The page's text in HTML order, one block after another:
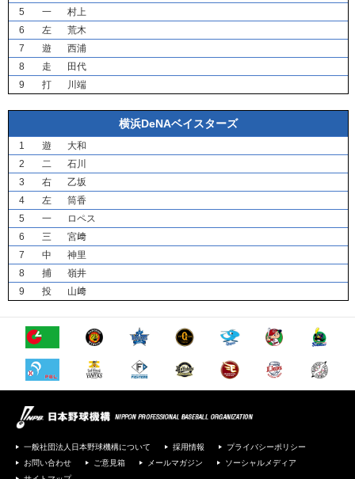
5
一
村上
6
左
荒木
7
遊
西浦
8
走
田代
9
打 川端
横浜DeNAベイスターズ
1 遊
大和
2
二
石川
3
右
乙坂
4
左
筒香
5
一
ロペス
6
三
宮﨑
7
中
神里
8
捕
嶺井
9
投 山﨑
一般社団法人日本野球機構について 採用情報
プライバシーポリシー
お問い合わせ
ご意見箱 メールマガジン
ソーシャルメディア